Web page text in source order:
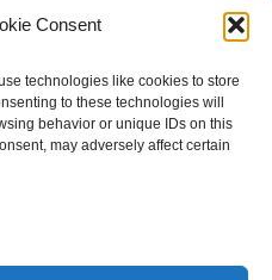
Consent
technologies like cookies to store
to these technologies will
behavior or unique IDs on this
may adversely affect certain